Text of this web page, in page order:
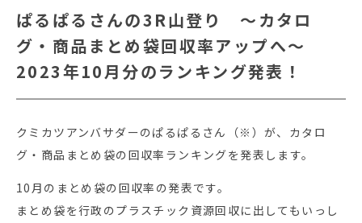
ぱるぱるさんの3R山登り ～カタロ
グ・商品まとめ袋回収率アップへ～
2023年10月分のランキング発表！
クミカツアンバサダーのぱるぱるさん（※）が、カタロ
グ・商品まとめ袋の回収率ランキングを発表します。
10月のまとめ袋の回収率の発表です。
まとめ袋を行政のプラスチック資源回収に出してもいっし